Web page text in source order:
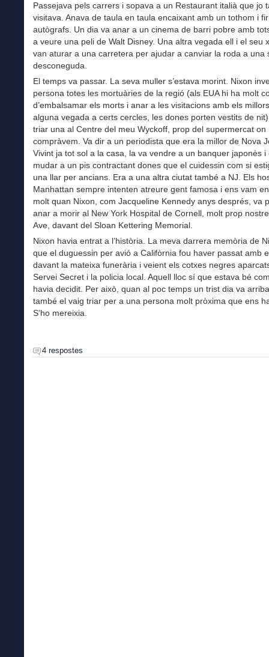
Passejava pels carrers i sopava a un Restaurant italià que jo
visitava. Anava de taula en taula encaixant amb un tothom i
autògrafs. Un dia va anar a un cinema de barri pobre amb
a veure una peli de Walt Disney. Una altra vegada ell i el seu
van aturar a una carretera per ajudar a canviar la roda a una
desconeguda.
El temps va passar. La seva muller s’estava morint. Nixon
persona totes les mortuàries de la regió (als EUA hi ha molt
d’embalsamar els morts i anar a les visitacions amb els
alguna vegada a certs cercles, les dones porten vestits de
triar una al Centre del meu Wyckoff, prop del supermercat on
compràvem. Va dir a un periodista que era la millor de Nova
Vivint ja tot sol a la casa, la va vendre a un banquer japonès i
mudar a un pis contractant dones que el cuidessin com si
una llar per ancians. Era a una altra ciutat també a NJ. Els
Manhattan sempre intenten atreure gent famosa i ens vam
molt quan Nixon, com Jacqueline Kennedy anys després, va
anar a morir al New York Hospital de Cornell, molt prop
Ave, davant del Sloan Kettering Memorial.
Nixon havia entrat a l’història. La meva darrera memòria de
que el duguessin per avió a Califòrnia fou haver passat amb
davant la mateixa funerària i veient els cotxes negres
Servei Secret i la policia local. Aquell lloc sí que estava bé
havia decidit. Per això, quan al poc temps un trist dia va
també el vaig triar per a una persona molt pròxima que ens
S’ho mereixia.
4 respostes